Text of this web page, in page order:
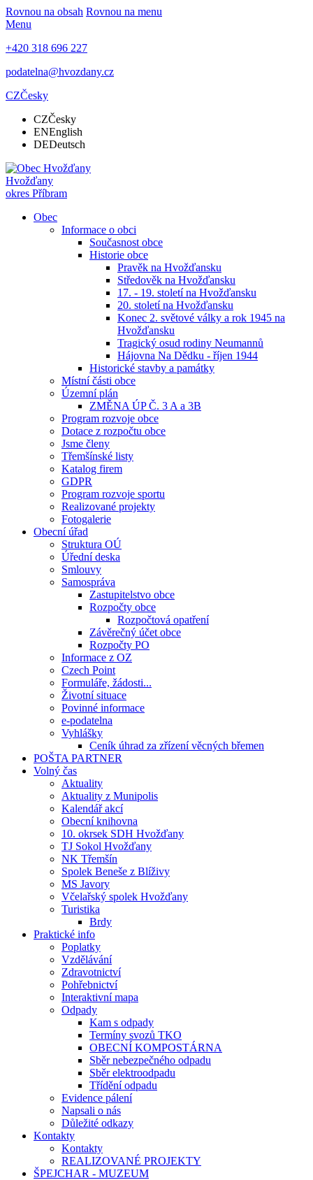
Rovnou na obsah Rovnou na menu
Menu
+420 318 696 227
podatelna@hvozdany.cz
CZČesky
CZČesky
ENEnglish
DEDeutsch
Hvožďany
okres Příbram
Obec
Informace o obci
Současnost obce
Historie obce
Pravěk na Hvožďansku
Středověk na Hvožďansku
17. - 19. století na Hvožďansku
20. století na Hvožďansku
Konec 2. světové války a rok 1945 na
Hvožďansku
Tragický osud rodiny Neumannů
Hájovna Na Dědku - říjen 1944
Historické stavby a památky
Místní části obce
Územní plán
ZMĚNA ÚP Č. 3 A a 3B
Program rozvoje obce
Dotace z rozpočtu obce
Jsme členy
Třemšínské listy
Katalog firem
GDPR
Program rozvoje sportu
Realizované projekty
Fotogalerie
Obecní úřad
Struktura OÚ
Úřední deska
Smlouvy
Samospráva
Zastupitelstvo obce
Rozpočty obce
Rozpočtová opatření
Závěrečný účet obce
Rozpočty PO
Informace z OZ
Czech Point
Formuláře, žádosti...
Životní situace
Povinné informace
e-podatelna
Vyhlášky
Ceník úhrad za zřízení věcných břemen
POŠTA PARTNER
Volný čas
Aktuality
Aktuality z Munipolis
Kalendář akcí
Obecní knihovna
10. okrsek SDH Hvožďany
TJ Sokol Hvožďany
NK Třemšín
Spolek Beneše z Blíživy
MS Javory
Včelařský spolek Hvožďany
Turistika
Brdy
Praktické info
Poplatky
Vzdělávání
Zdravotnictví
Pohřebnictví
Interaktivní mapa
Odpady
Kam s odpady
Termíny svozů TKO
OBECNÍ KOMPOSTÁRNA
Sběr nebezpečného odpadu
Sběr elektroodpadu
Třídění odpadu
Evidence pálení
Napsali o nás
Důležité odkazy
Kontakty
Kontakty
REALIZOVANÉ PROJEKTY
ŠPEJCHAR - MUZEUM